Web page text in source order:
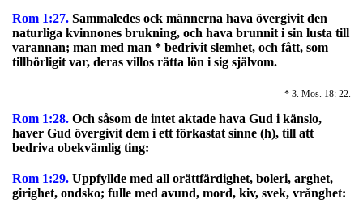
Rom 1:27. Sammaledes ock männerna hava övergivit den
naturliga kvinnones brukning, och hava brunnit i sin lusta till
varannan; man med man * bedrivit slemhet, och fått, som
tillbörligit var, deras villos rätta lön i sig självom.
* 3. Mos. 18: 22.
Rom 1:28. Och såsom de intet aktade hava Gud i känslo,
haver Gud övergivit dem i ett förkastat sinne (h), till att
bedriva obekvämlig ting:
Rom 1:29. Uppfyllde med all orättfärdighet, boleri, arghet,
girighet, ondsko; fulle med avund, mord, kiv, svek, vrånghet: